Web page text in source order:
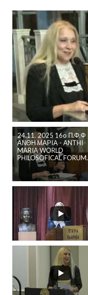
24.11. 2025 16o Π.Φ.Φ
ΑΝΘΗ ΜΑΡΙΑ - ANTHI
MARIA WORLD
PHILOSOFICAL FORUM.